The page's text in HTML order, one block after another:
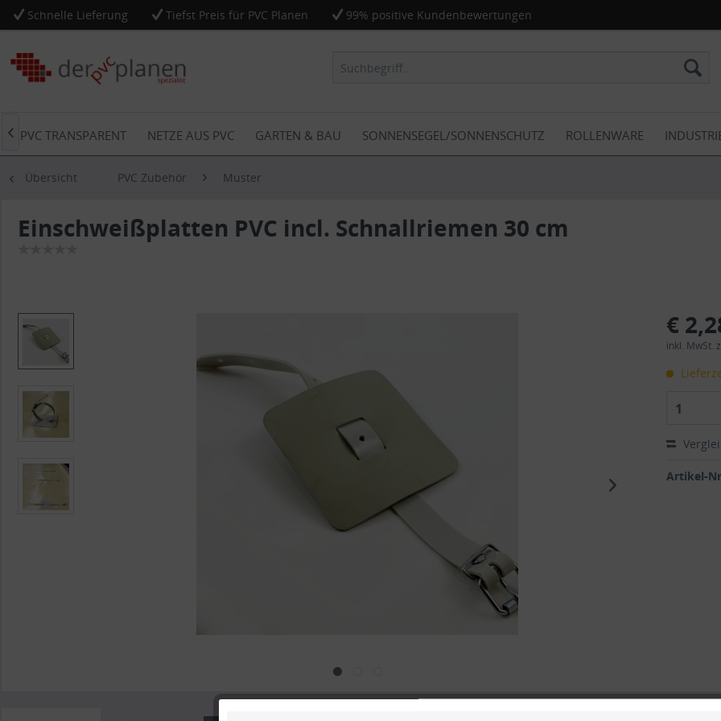
Schnelle Lieferung Tiefst Preis für PVC Planen 99% positive Kundenbewertungen
PVC TRANSPARENT NETZE AUS PVC GARTEN & BAU SONNENSEGEL/SONNENSCHUTZ ROLLENWARE

Übersicht PVC Zubehör Muster
Einschweißplatten PVC incl. Schnallriemen 30 cm
€
inkl. MwSt.
1
Artikel-